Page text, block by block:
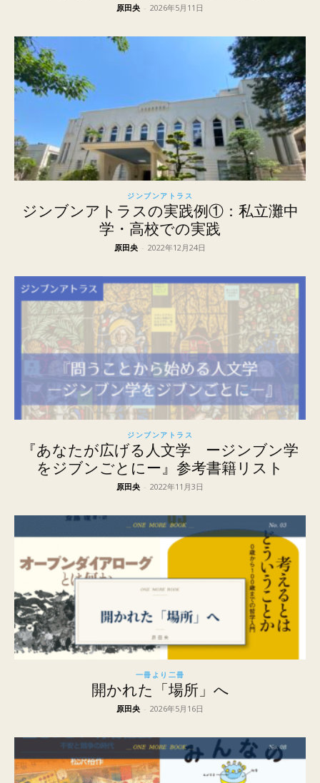
原田央 - 2026年5月11日
ジンブンアトラス
ジンブンアトラスの実践例①：私立灘中
学・高校での実践
原田央 - 2022年12月24日
ジンブンアトラス
『あなたが広げる人文学 ージンブン学
をジブンごとにー』参考書籍リスト
原田央 - 2022年11月3日
一冊より二冊
開かれた「場所」へ
原田央 - 2026年5月16日